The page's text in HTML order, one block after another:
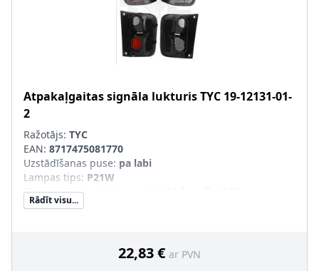
Atpakaļgaitas signāla lukturisTYC 19-12131-01-
2
Ražotājs: TYC
EAN: 8717475081770
Uzstādīšanas puse: pa labi
Lampas tips: P21W
Ekspluatācijas atļaujas veids
Papildus artikuls/Papildus informācija
Rādīt visu...
22,83 € ar PVN